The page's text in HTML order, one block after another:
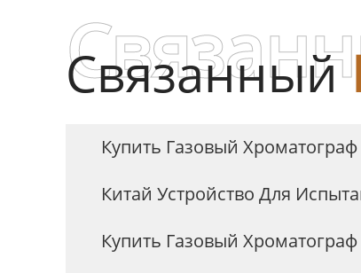
Связанный
Купить Газовый
Китай Устройство Для
Купить Газовый